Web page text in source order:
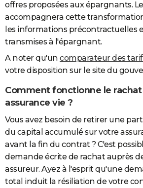
offres proposées aux épargnants.
accompagnera cette
les informations précontractuelles
transmises à l'épargnant.
A noter qu'un comparateur des
votre disposition sur le site du
Comment fonctionne le
assurance vie ?
Vous avez besoin de retirer une
du capital accumulé sur votre
avant la fin du contrat ? C'est
demande écrite de rachat auprès
assureur. Ayez à l'esprit qu'une
total induit la résiliation de votre